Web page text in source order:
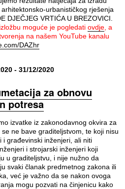
arhitektonsko-urbanističkog rješenja
DJEČJEG VRTIĆA U BREZOVICI.
moguće je pogledati ovdje, a
na našem YouTube kanalu
DAZhr
- 31/12/2020
za obnovu
potresa
izvatke iz zakonodavnog okvira za
se ne bave graditeljstvom, te koji nisu
i građevinski inženjeri, ali niti
i strojarski inženjeri koji
u graditeljstvu, i nije nužno da
svaki članak predmetnog zakona ili
već je važno da se nakon ovoga
mogu pozvati na činjenicu kako